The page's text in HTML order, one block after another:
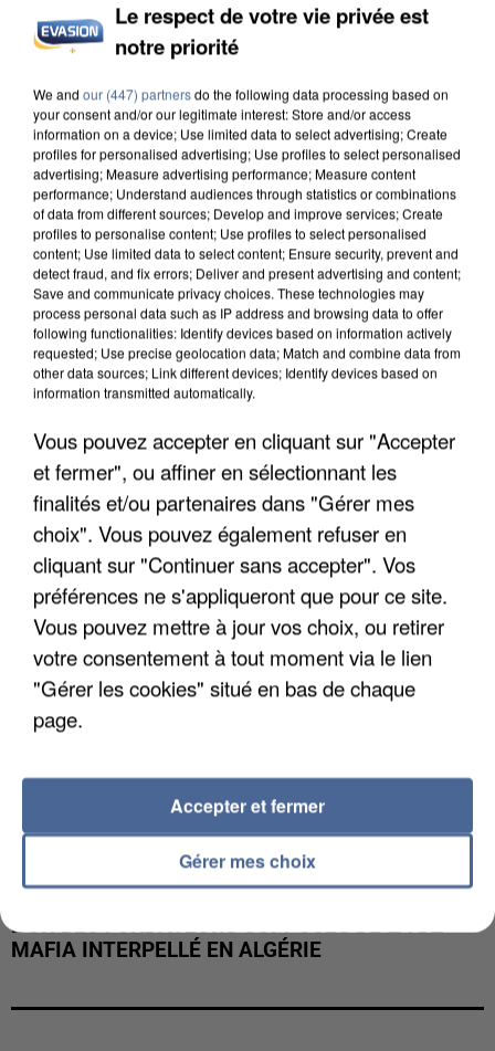
DE SOLIDARITÉ AVEC LES...
APRÈS TOUTES CES CANICULES, LES REFUGES
DE FAUNE SAUVAGE SONT...
L’UN DES FONDATEURS SUPPOSÉS DE LA DZ
MAFIA INTERPELLÉ EN ALGÉRIE
Le respect de votre vie privée est
notre priorité
We and our (447) partnersdo the following data processing based on
your consent and/or our legitimate interest: Store and/or access
information on a device; Use limited data to select advertising; Create
profiles for personalised advertising; Use profiles to select personalised
advertising; Measure advertising performance; Measure content
performance; Understand audiences through statistics or combinations
of data from different sources; Develop and improve services; Create
profiles to personalise content; Use profiles to select personalised
content; Use limited data to select content; Ensure security, prevent and
detect fraud, and fix errors; Deliver and present advertising and content;
Save and communicate privacy choices. These technologies may
process personal data such as IP address and browsing data to offer
following functionalities: Identify devices based on information actively
requested; Use precise geolocation data; Match and combine data from
other data sources; Link different devices; Identify devices based on
information transmitted automatically.
Vous pouvez accepter en cliquant sur "Accepter
et fermer", ou affiner en sélectionnant les
finalités et/ou partenaires dans "Gérer mes
choix". Vous pouvez également refuser en
cliquant sur "Continuer sans accepter". Vos
préférences ne s'appliqueront que pour ce site.
Vous pouvez mettre à jour vos choix, ou retirer
votre consentement à tout moment via le lien
"Gérer les cookies" situé en bas de chaque
page.
Gérer mes choix
Accepter et fermer